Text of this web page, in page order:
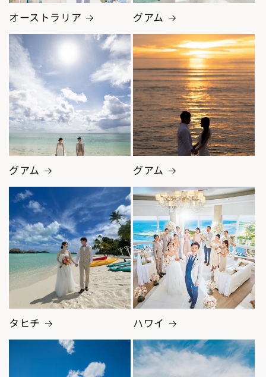
オーストラリア グアム
グアム グアム
タヒチ ハワイ